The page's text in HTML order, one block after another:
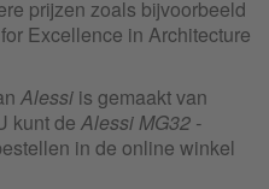
prijzen zoals bijvoorbeeld
Excellence in Architecture
Alessi is gemaakt van
kunt de Alessi MG32 -
in de online winkel